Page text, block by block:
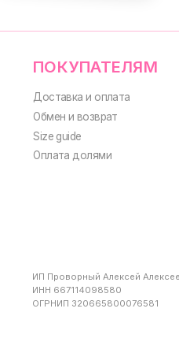
ИП Проворный Алексей Алексеевич
ОГРНИП 320665800076581